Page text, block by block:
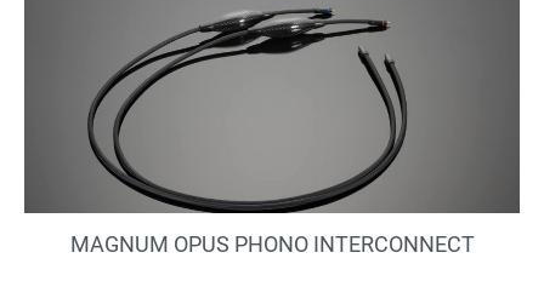
MAGNUM OPUS PHONO INTERCONNECT